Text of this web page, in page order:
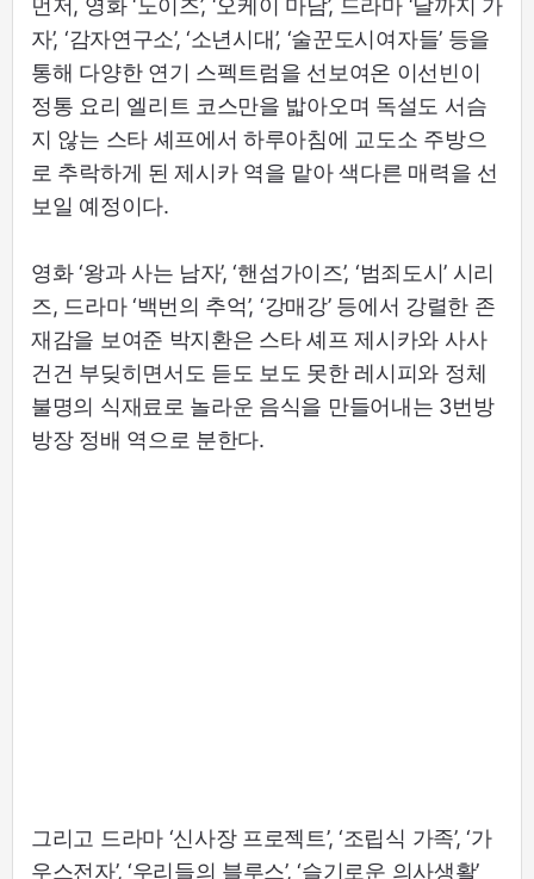
먼저, 영화 ‘노이즈’, ‘오케이 마담’, 드라마 ‘달까지 가
자’, ‘감자연구소’, ‘소년시대’, ‘술꾼도시여자들’ 등을
통해 다양한 연기 스펙트럼을 선보여온 이선빈이
정통 요리 엘리트 코스만을 밟아오며 독설도 서슴
지 않는 스타 셰프에서 하루아침에 교도소 주방으
로 추락하게 된 제시카 역을 맡아 색다른 매력을 선
보일 예정이다.
영화 ‘왕과 사는 남자’, ‘핸섬가이즈’, ‘범죄도시’ 시리
즈, 드라마 ‘백번의 추억’, ‘강매강’ 등에서 강렬한 존
재감을 보여준 박지환은 스타 셰프 제시카와 사사
건건 부딪히면서도 듣도 보도 못한 레시피와 정체
불명의 식재료로 놀라운 음식을 만들어내는 3번방
방장 정배 역으로 분한다.
그리고 드라마 ‘신사장 프로젝트’, ‘조립식 가족’, ‘가
우스전자’, ‘우리들의 블루스’, ‘슬기로운 의사생활’